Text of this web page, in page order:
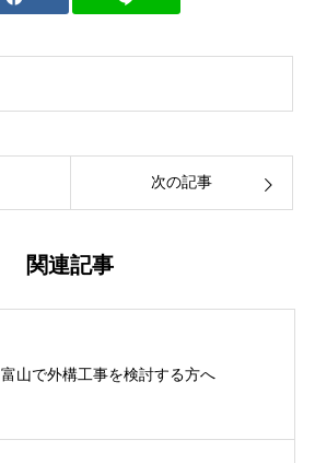
次の記事
関連記事
富山で外構工事を検討する方へ